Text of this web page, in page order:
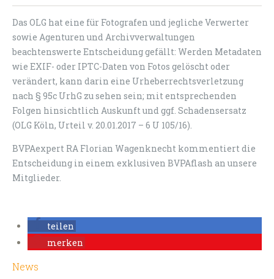
Das OLG hat eine für Fotografen und jegliche Verwerter
sowie Agenturen und Archivverwaltungen
beachtenswerte Entscheidung gefällt: Werden Metadaten
wie EXIF- oder IPTC-Daten von Fotos gelöscht oder
verändert, kann darin eine Urheberrechtsverletzung
nach § 95c UrhG zu sehen sein; mit entsprechenden
Folgen hinsichtlich Auskunft und ggf. Schadensersatz
(OLG Köln, Urteil v. 20.01.2017 – 6 U 105/16).
BVPAexpert RA Florian Wagenknecht kommentiert die
Entscheidung in einem exklusiven BVPAflash an unsere
Mitglieder.
teilen
merken
News